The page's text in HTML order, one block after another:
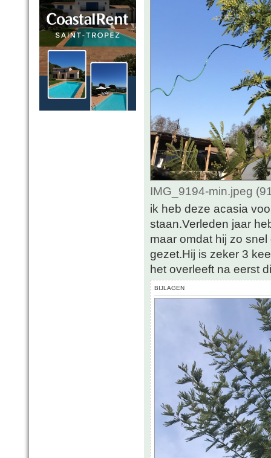
IMG_9194-min.jpeg
ik heb deze acasia
staan.Verleden jaar
maar omdat hij zo
gezet.Hij is zeker 3
het overleeft na eerst
BIJLAGEN